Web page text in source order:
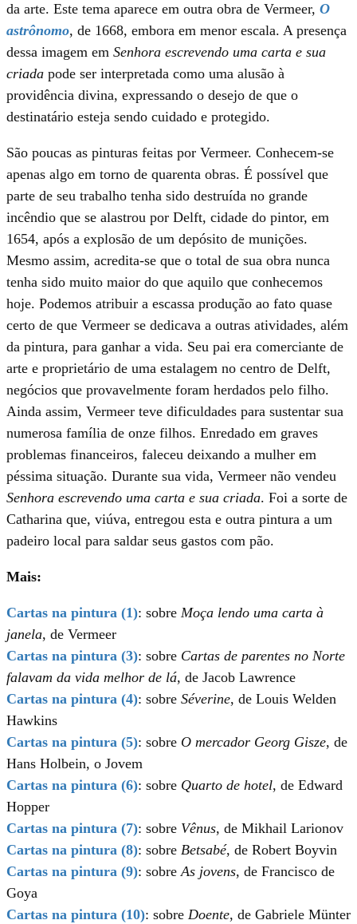
da arte. Este tema aparece em outra obra de Vermeer, O
astrônomo, de 1668, embora em menor escala. A presença
dessa imagem em Senhora escrevendo uma carta e sua
criada pode ser interpretada como uma alusão à
providência divina, expressando o desejo de que o
destinatário esteja sendo cuidado e protegido.
São poucas as pinturas feitas por Vermeer. Conhecem-se
apenas algo em torno de quarenta obras. É possível que
parte de seu trabalho tenha sido destruída no grande
incêndio que se alastrou por Delft, cidade do pintor, em
1654, após a explosão de um depósito de munições.
Mesmo assim, acredita-se que o total de sua obra nunca
tenha sido muito maior do que aquilo que conhecemos
hoje. Podemos atribuir a escassa produção ao fato quase
certo de que Vermeer se dedicava a outras atividades, além
da pintura, para ganhar a vida. Seu pai era comerciante de
arte e proprietário de uma estalagem no centro de Delft,
negócios que provavelmente foram herdados pelo filho.
Ainda assim, Vermeer teve dificuldades para sustentar sua
numerosa família de onze filhos. Enredado em graves
problemas financeiros, faleceu deixando a mulher em
péssima situação. Durante sua vida, Vermeer não vendeu
Senhora escrevendo uma carta e sua criada. Foi a sorte de
Catharina que, viúva, entregou esta e outra pintura a um
padeiro local para saldar seus gastos com pão.
Mais:
Cartas na pintura (1): sobre Moça lendo uma carta à
janela, de Vermeer
Cartas na pintura (3): sobre Cartas de parentes no Norte
falavam da vida melhor de lá, de Jacob Lawrence
Cartas na pintura (4): sobre Séverine, de Louis Welden
Hawkins
Cartas na pintura (5): sobre O mercador Georg Gisze, de
Hans Holbein, o Jovem
Cartas na pintura (6): sobre Quarto de hotel, de Edward
Hopper
Cartas na pintura (7): sobre Vênus, de Mikhail Larionov
Cartas na pintura (8): sobre Betsabé, de Robert Boyvin
Cartas na pintura (9): sobreAs jovens, de Francisco de
Goya
Cartas na pintura (10): sobre Doente, de Gabriele Münter